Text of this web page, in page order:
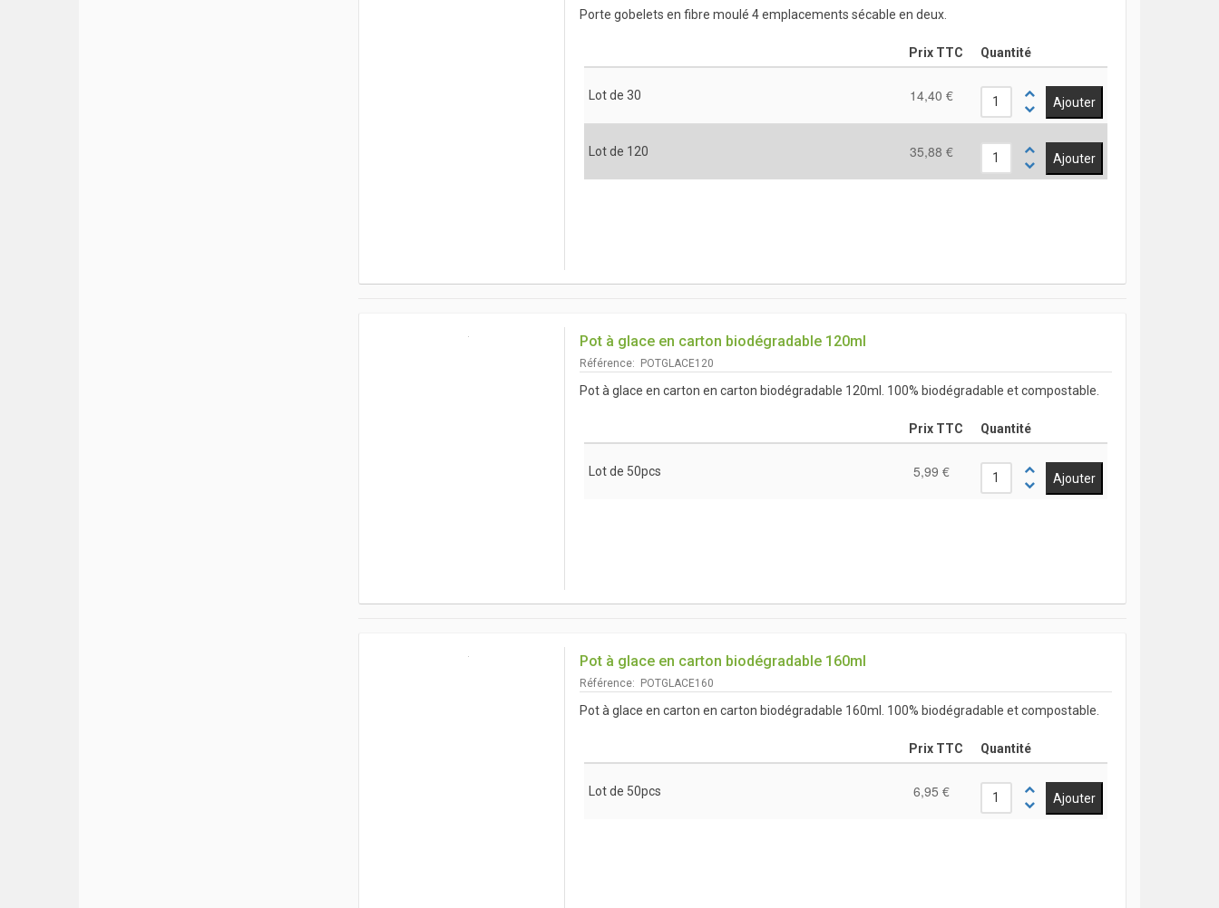
Porte gobelets en fibre moulé 4 emplacements sécable en deux.
Prix TTC Quantité
Lot de 30 14,40 €
Lot de 120 35,88 €
Pot à glace en carton biodégradable 120ml
Référence: POTGLACE120
Pot à glace en carton en carton biodégradable 120ml. 100% biodégradable et compostable.
Prix TTC Quantité
Lot de 50pcs 5,99 €
Pot à glace en carton biodégradable 160ml
Référence: POTGLACE160
Pot à glace en carton en carton biodégradable 160ml. 100% biodégradable et compostable.
Prix TTC Quantité
Lot de 50pcs 6,95 €